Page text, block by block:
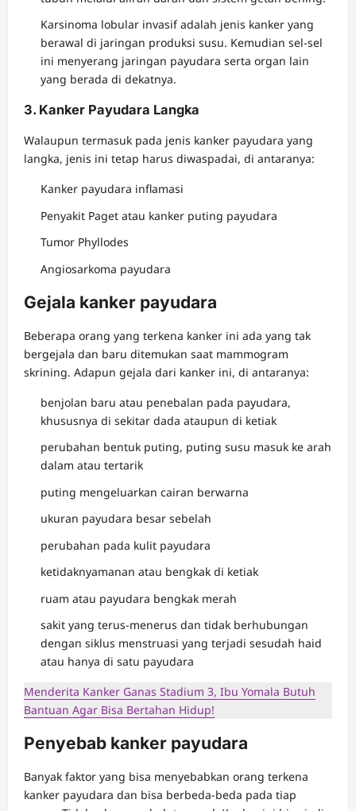
Karsinoma lobular invasif adalah jenis kanker yang
berawal di jaringan produksi susu. Kemudian sel-sel
ini menyerang jaringan payudara serta organ lain
yang berada di dekatnya.
3. Kanker Payudara Langka
Walaupun termasuk pada jenis kanker payudara yang
langka, jenis ini tetap harus diwaspadai, di antaranya:
Kanker payudara inflamasi
Penyakit Paget atau kanker puting payudara
Tumor Phyllodes
Angiosarkoma payudara
Gejala kanker payudara
Beberapa orang yang terkena kanker ini ada yang tak
bergejala dan baru ditemukan saat mammogram
skrining. Adapun gejala dari kanker ini, di antaranya:
benjolan baru atau penebalan pada payudara,
khususnya di sekitar dada ataupun di ketiak
perubahan bentuk puting, puting susu masuk ke arah
dalam atau tertarik
puting mengeluarkan cairan berwarna
ukuran payudara besar sebelah
perubahan pada kulit payudara
ketidaknyamanan atau bengkak di ketiak
ruam atau payudara bengkak merah
sakit yang terus-menerus dan tidak berhubungan
dengan siklus menstruasi yang terjadi sesudah haid
atau hanya di satu payudara
Menderita Kanker Ganas Stadium 3, Ibu Yomala Butuh
Bantuan Agar Bisa Bertahan Hidup!
Penyebab kanker payudara
Banyak faktor yang bisa menyebabkan orang terkena
kanker payudara dan bisa berbeda-beda pada tiap